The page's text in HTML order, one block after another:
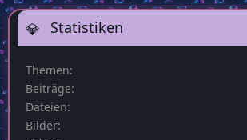
Statistiken
Themen
Beiträge
Dateien
Bilder